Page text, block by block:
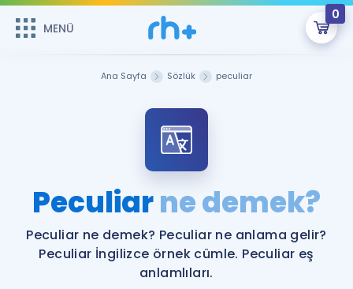
MENÜ
0
ÜYE DEĞİLİM
Sepetin Şu An Boş.
Remzi Hoca ile seni sınava hazırlayacak onlarca eğitim seni
bekliyor!
MENÜ
Faydalı Araçlar
Ana Sayfa Sözlük peculiar
Peculiarne demek?
Peculiar ne demek? Peculiar ne anlama gelir?
Peculiar İngilizce örnek cümle. Peculiar eş
anlamlıları.